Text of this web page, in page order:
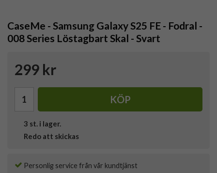
CaseMe - Samsung Galaxy S25 FE - Fodral -
008 Series Löstagbart Skal - Svart
299 kr
KÖP
3 st. i lager.
Redo att skickas
Personlig service från vår kundtjänst